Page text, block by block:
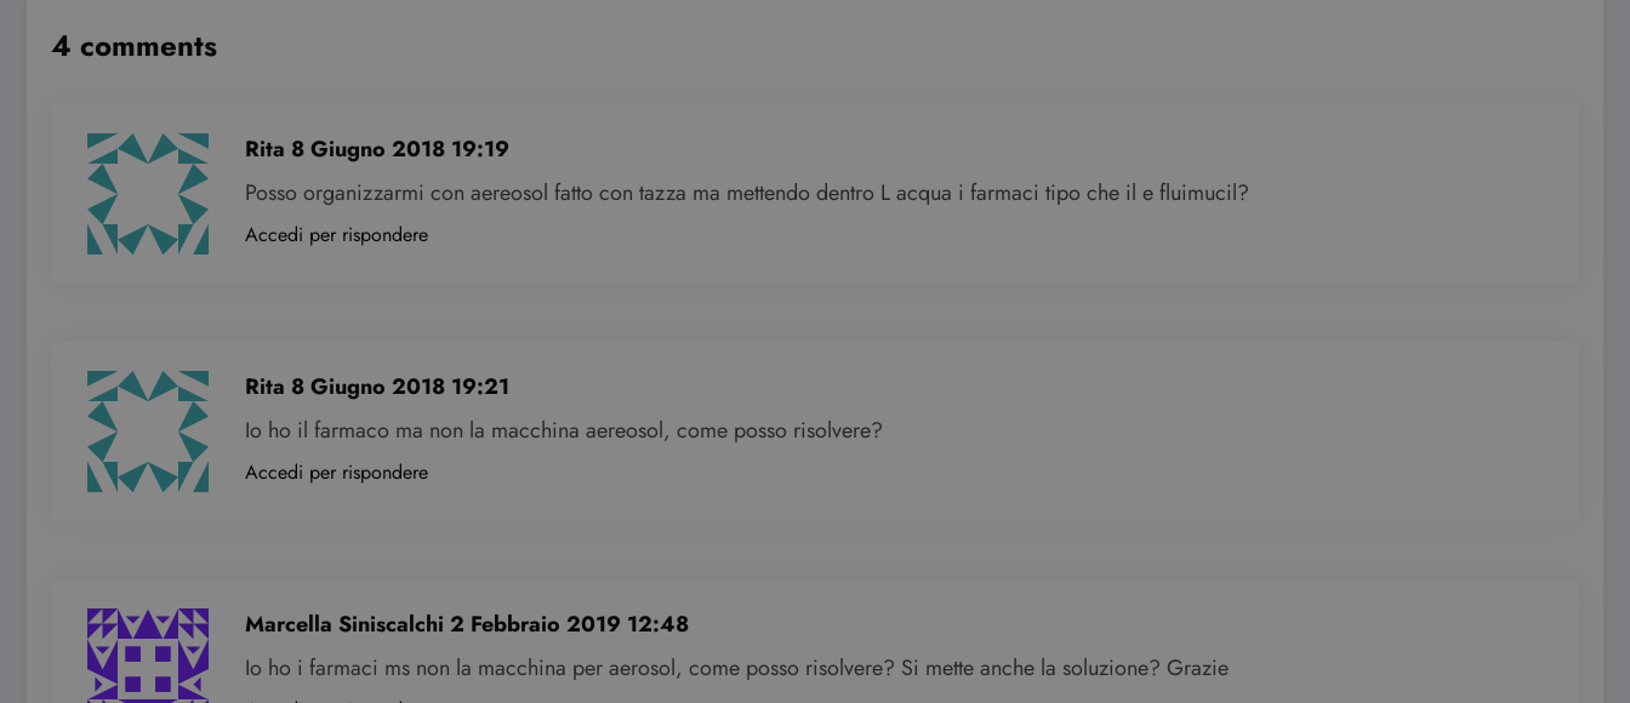
4 comments
Rita 8 Giugno 2018 19:19
Posso organizzarmi con aereosol fatto con tazza ma mettendo dentro L acqua i farmaci tipo che il e fluimucil?
Accedi per rispondere
Rita 8 Giugno 2018 19:21
Io ho il farmaco ma non la macchina aereosol, come posso risolvere?
Accedi per rispondere
Marcella Siniscalchi 2 Febbraio 2019 12:48
Io ho i farmaci ms non la macchina per aerosol, come posso risolvere? Si mette anche la soluzione? Grazie